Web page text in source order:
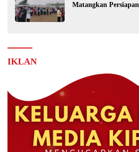
Matangkan Persiapan
IKLAN